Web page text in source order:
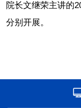
院长文继荣主讲的
分别开展。